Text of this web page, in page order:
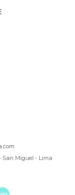
San Miguel - Lima